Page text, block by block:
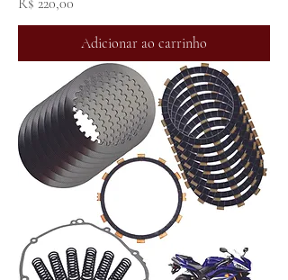
R$ 220,00
Adicionar ao carrinho